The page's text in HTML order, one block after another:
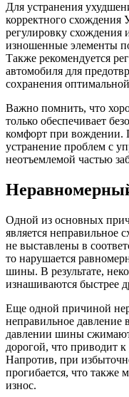
Для устранения
корректного схождения
регулировку схождения
изношенные элементы
Также рекомендуется
автомобиля для
сохранения
Важно помнить, что
только обеспечивает
комфорт при вождении.
устранение проблем с
неотъемлемой частью
Одной из основных
является неправильное
не выставлены в
то нарушается
шины. В результате,
изнашиваются быстрее
Еще одной причиной
неправильное
давлении шины
дорогой, что приводит
Напротив, при
прогибается, что также
износ.